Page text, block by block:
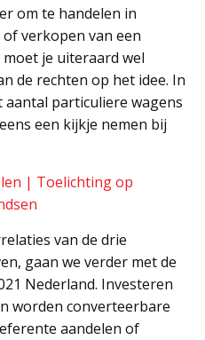
om te handelen in
verkopen van een
je uiteraard wel
de rechten op het idee. In
particuliere wagens
een kijkje nemen bij
| Toelichting op
van de drie
gaan we verder met de
Nederland. Investeren
worden converteerbare
aandelen of